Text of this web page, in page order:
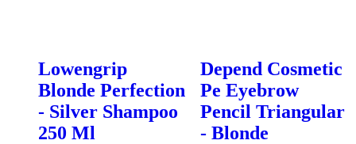
Lowengrip
Blonde Perfection
- Silver Shampoo
250 Ml
Depend Cosmetic
Pe Eyebrow
Pencil Triangular
- Blonde